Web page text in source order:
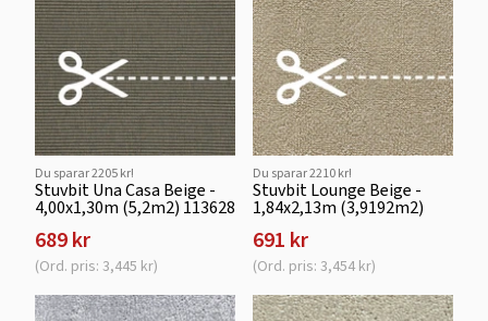
Du sparar 2205 kr!
Stuvbit Una Casa Beige -
4,00x1,30m (5,2m2) 113628
689 kr
(Ord. pris: 3,445 kr)
Du sparar 2210 kr!
Stuvbit Lounge Beige -
1,84x2,13m (3,9192m2)
691 kr
(Ord. pris: 3,454 kr)